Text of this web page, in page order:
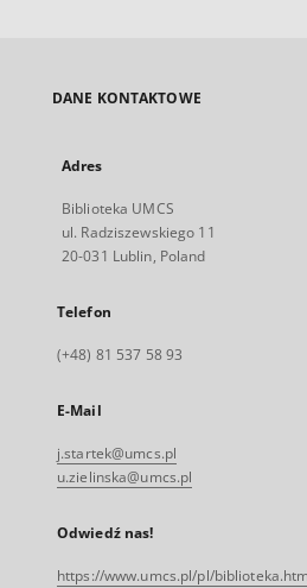
DANE KONTAKTOWE
Adres
Biblioteka UMCS
ul. Radziszewskiego 11
20-031 Lublin, Poland
Telefon
(+48) 81 537 58 93
E-Mail
j.startek@umcs.pl
u.zielinska@umcs.pl
Odwiedź nas!
https://www.umcs.pl/pl/biblioteka.htm